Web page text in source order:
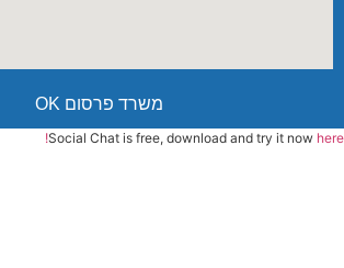
משרד פרסום OK
Social Chat is free, download and try it now here!